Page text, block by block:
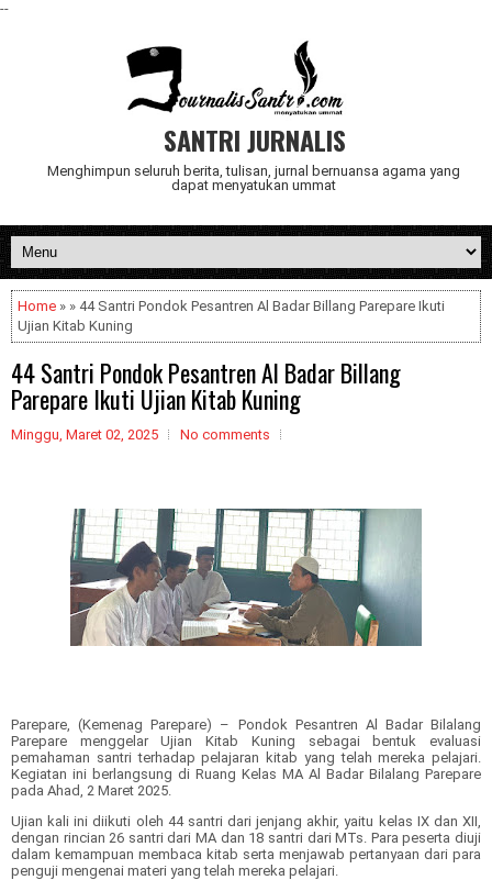
--
SANTRI JURNALIS
Menghimpun seluruh berita, tulisan, jurnal bernuansa agama yang
dapat menyatukan ummat
Home » » 44 Santri Pondok Pesantren Al Badar Billang Parepare Ikuti
Ujian Kitab Kuning
44 Santri Pondok Pesantren Al Badar Billang
Parepare Ikuti Ujian Kitab Kuning
Minggu, Maret 02, 2025 No comments
Parepare, (Kemenag Parepare) – Pondok Pesantren Al Badar Bilalang
Parepare menggelar Ujian Kitab Kuning sebagai bentuk evaluasi
pemahaman santri terhadap pelajaran kitab yang telah mereka pelajari.
Kegiatan ini berlangsung di Ruang Kelas MA Al Badar Bilalang Parepare
pada Ahad, 2 Maret 2025.
Ujian kali ini diikuti oleh 44 santri dari jenjang akhir, yaitu kelas IX dan XII,
dengan rincian 26 santri dari MA dan 18 santri dari MTs. Para peserta diuji
dalam kemampuan membaca kitab serta menjawab pertanyaan dari para
penguji mengenai materi yang telah mereka pelajari.